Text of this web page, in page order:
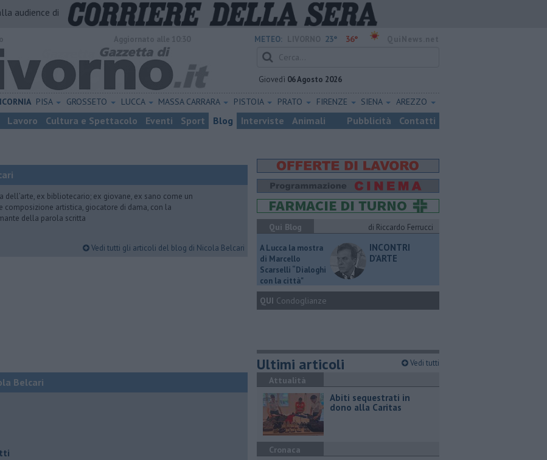
audience di
METEO: 23° 36°
Giovedì 06 Agosto 2026
PISA GROSSETO LUCCA MASSA CARRARA PISTOIA PRATO FIRENZE SIENA AREZZO
Lavoro Cultura e Spettacolo Eventi Sport Blog Interviste Animali Pubblicità Contatti
dell’arte, ex bibliotecario; ex giovane, ex sano come un
composizione artistica, giocatore di dama, con la
della parola scritta
Vedi tutti gli articoli del blog di Nicola Belcari
Belcari
Qui Blog
di Riccardo Ferrucci
A Lucca la mostra
di Marcello
Scarselli “Dialoghi
con la città"
INCONTRI
D'ARTE
QUI Condoglianze
Ultimi articoli Vedi tutti
Attualità
Abiti sequestrati in
dono alla Caritas
Cronaca